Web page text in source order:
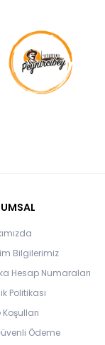
Bilgilerimiz
Hesap Numaraları
Politikası
Ödeme